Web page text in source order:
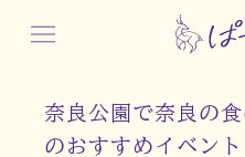
奈良公園で奈良の
のおすすめイベン